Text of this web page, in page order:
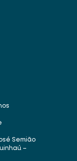
Semião
–